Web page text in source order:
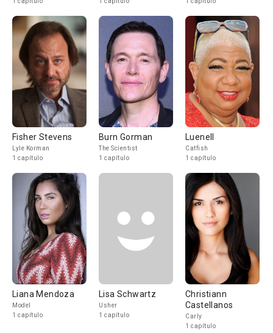
Fisher Stevens
Lyle Korman
1 capítulo
Burn Gorman
The Scientist
1 capítulo
Luenell
Catfish
1 capítulo
Liana Mendoza
Model
1 capítulo
Lisa Schwartz
Usher
1 capítulo
Christiann
Castellanos
Carly
1 capítulo